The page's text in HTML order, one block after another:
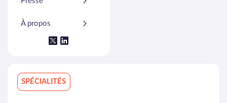
À propos
SPÉCIALITÉS